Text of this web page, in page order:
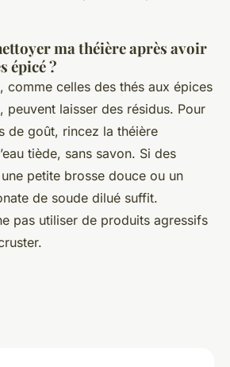
ma théière après avoir
épicé ?
comme celles des thés aux épices
peuvent laisser des résidus. Pour
de goût, rincez la théière
tiède, sans savon. Si des
petite brosse douce ou un
de soude dilué suffit.
pas utiliser de produits agressifs